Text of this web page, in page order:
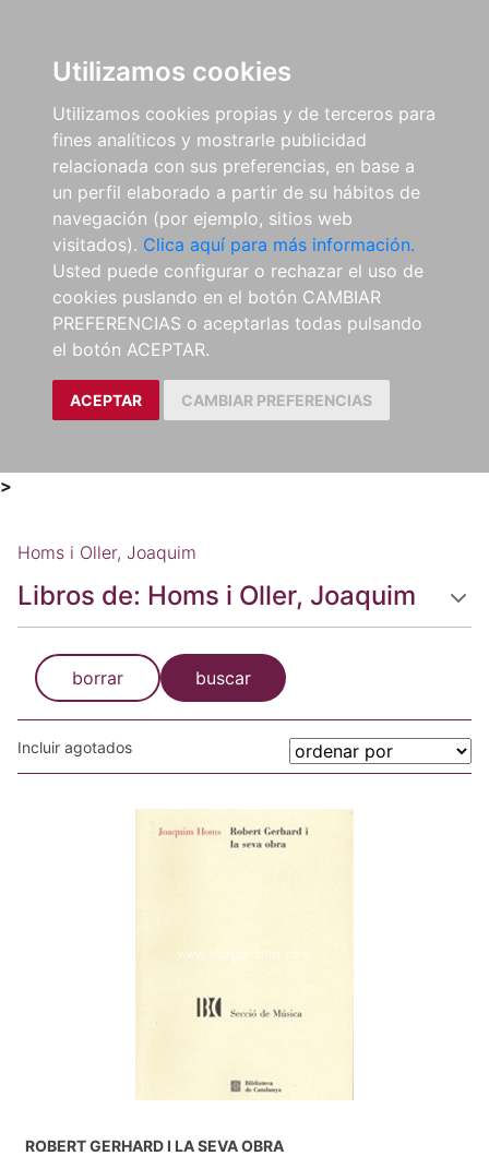
Utilizamos cookies
Utilizamos cookies propias y de terceros para
fines analíticos y mostrarle publicidad
relacionada con sus preferencias, en base a
un perfil elaborado a partir de su hábitos de
navegación (por ejemplo, sitios web
visitados). Clica aquí para más información.
Usted puede configurar o rechazar el uso de
cookies puslando en el botón CAMBIAR
PREFERENCIAS o aceptarlas todas pulsando
el botón ACEPTAR.
ACEPTAR CAMBIAR PREFERENCIAS
>
Homs i Oller, Joaquim
Libros de: Homs i Oller, Joaquim
borrar buscar
Incluir agotados
ROBERT GERHARD I LA SEVA OBRA